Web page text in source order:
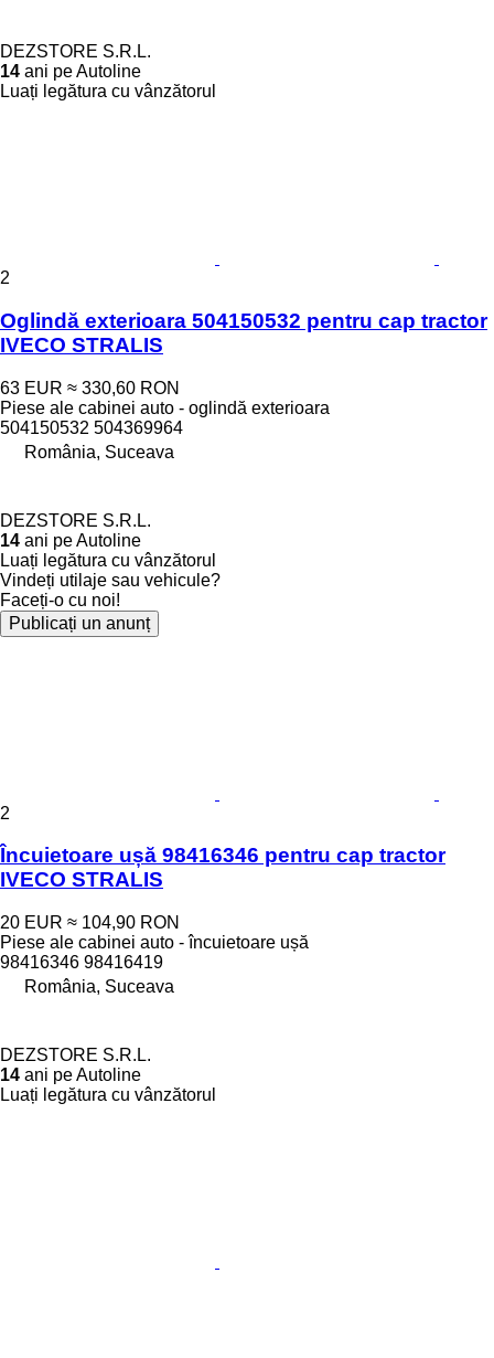
DEZSTORE S.R.L.
14 ani pe Autoline
Luați legătura cu vânzătorul
2
Oglindă exterioara 504150532 pentru cap tractor
IVECO STRALIS
63 EUR ≈ 330,60 RON
Piese ale cabinei auto - oglindă exterioara
504150532 504369964
România, Suceava
DEZSTORE S.R.L.
14 ani pe Autoline
Luați legătura cu vânzătorul
Vindeți utilaje sau vehicule?
Faceți-o cu noi!
Publicați un anunț
2
Încuietoare ușă 98416346 pentru cap tractor
IVECO STRALIS
20 EUR ≈ 104,90 RON
Piese ale cabinei auto - încuietoare ușă
98416346 98416419
România, Suceava
DEZSTORE S.R.L.
14 ani pe Autoline
Luați legătura cu vânzătorul